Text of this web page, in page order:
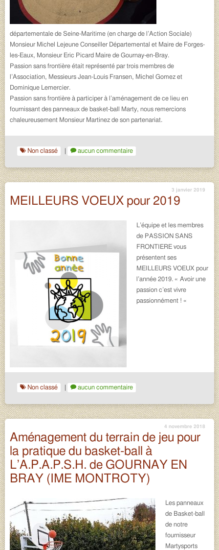
départementale de Seine-Maritime (en charge de l’Action Sociale)
Monsieur Michel Lejeune Conseiller Départemental et Maire de Forges-
les-Eaux, Monsieur Eric Picard Maire de Gournay-en-Bray.
Passion sans frontière était représenté par trois membres de
l’Association, Messieurs Jean-Louis Fransen, Michel Gomez et
Dominique Lemercier.
Passion sans frontière à participer à l’aménagement de ce lieu en
fournissant des panneaux de basket-ball Marty, nous remercions
chaleureusement Monsieur Martinez de son partenariat.
Non classé aucun commentaire
3 janvier 2019
MEILLEURS VOEUX pour 2019
L’équipe et les membres
de PASSION SANS
FRONTIERE vous
présentent ses
MEILLEURS VOEUX pour
l’année 2019. « Avoir une
passion c’est vivre
passionnément ! «
Non classé aucun commentaire
4 novembre 2018
Aménagement du terrain de jeu pour
la pratique du basket-ball à
L’A.P.A.P.S.H. de GOURNAY EN
BRAY (IME MONTROTY)
Les panneaux
de Basket-ball
de notre
fournisseur
Martysports